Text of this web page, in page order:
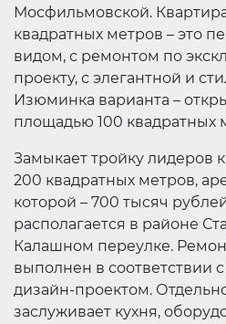
Мосфильмовской.
квадратных метров – это
видом, с ремонтом по
проекту, с элегантной и
Изюминка варианта –
площадью 100 квадратных
Замыкает тройку лидеров
200 квадратных метров,
которой – 700 тысяч
располагается в районе
Калашном переулке.
выполнен в соответствии
дизайн-проектом.
заслуживает кухня,